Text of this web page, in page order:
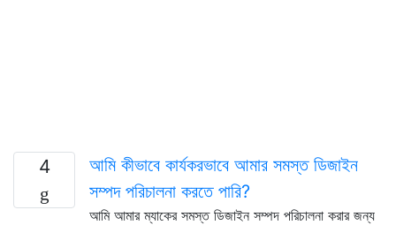
4
আমি কীভাবে কার্যকরভাবে আমার সমস্ত ডিজাইন
সম্পদ পরিচালনা করতে পারি?
আমি আমার ম্যাকের সমস্ত ডিজাইন সম্পদ পরিচালনা করার জন্য